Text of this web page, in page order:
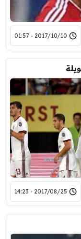
2017/10/10 - 01:57
2017/08/25 - 14:23